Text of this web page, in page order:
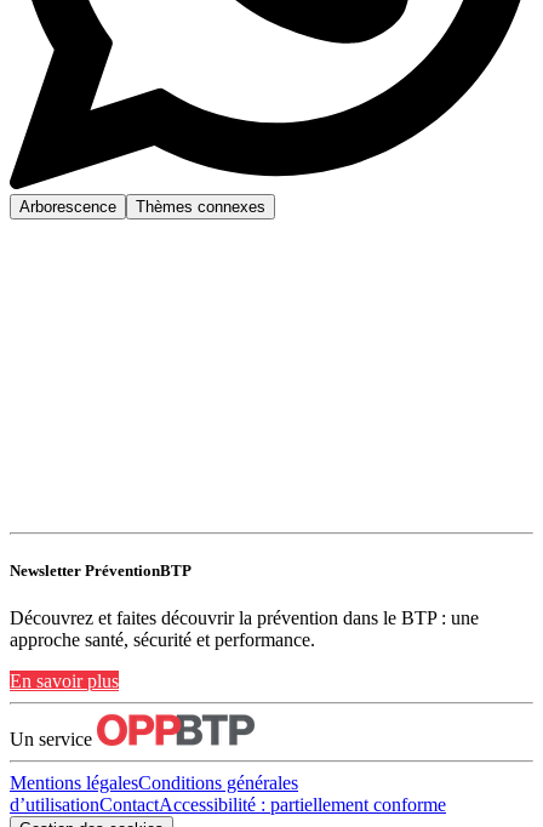
Arborescence Thèmes connexes
Newsletter PréventionBTP
Découvrez et faites découvrir la prévention dans le BTP : une
approche santé, sécurité et performance.
En savoir plus
Un service
Mentions légalesConditions générales
d’utilisationContactAccessibilité : partiellement conforme